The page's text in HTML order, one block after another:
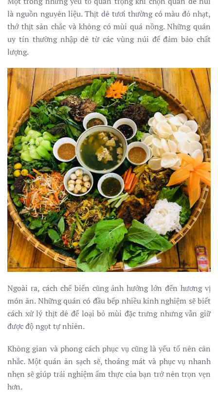
là nguồn nguyên liệu. Thịt dê tươi thường có màu đỏ nhạt,
thớ thịt săn chắc và không có mùi quá nồng. Những quán
uy tín thường nhập dê từ các vùng núi để đảm bảo chất
lượng.
Ngoài ra, cách chế biến cũng ảnh hưởng lớn đến hương vị
món ăn. Những quán có đầu bếp nhiều kinh nghiệm sẽ biết
cách xử lý thịt dê để loại bỏ mùi đặc trưng nhưng vẫn giữ
được độ ngọt tự nhiên.
Không gian và phong cách phục vụ cũng là yếu tố nên cân
nhắc. Một quán ăn sạch sẽ, thoáng mát và phục vụ nhanh
nhẹn sẽ giúp trải nghiệm ẩm thực của bạn trở nên trọn vẹn
hơn.